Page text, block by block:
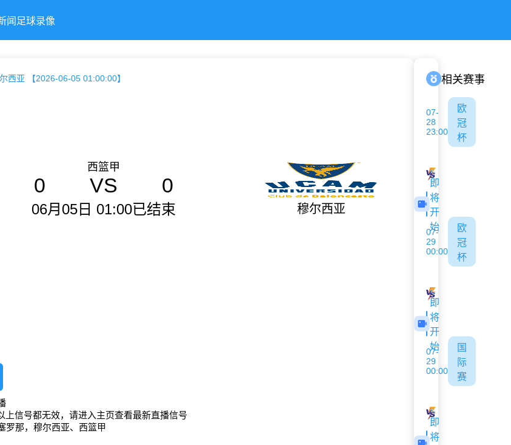
闻 足球录像
西亚 【2026-06-05 01:00:00】
西篮甲
0 VS 0
06月05日 01:00已结束 穆尔西亚
上信号都无效，请进入主页查看最新直播信号
罗那，穆尔西亚、西篮甲
相关赛事
07-
28
23:00
欧
冠
杯
古比斯
即
将
开
始
07-
29
00:00
欧
冠
杯
林肯红魔
即
将
开
始
07-
29
00:00
国
际
赛
吉尔吉斯斯坦U17
即
将